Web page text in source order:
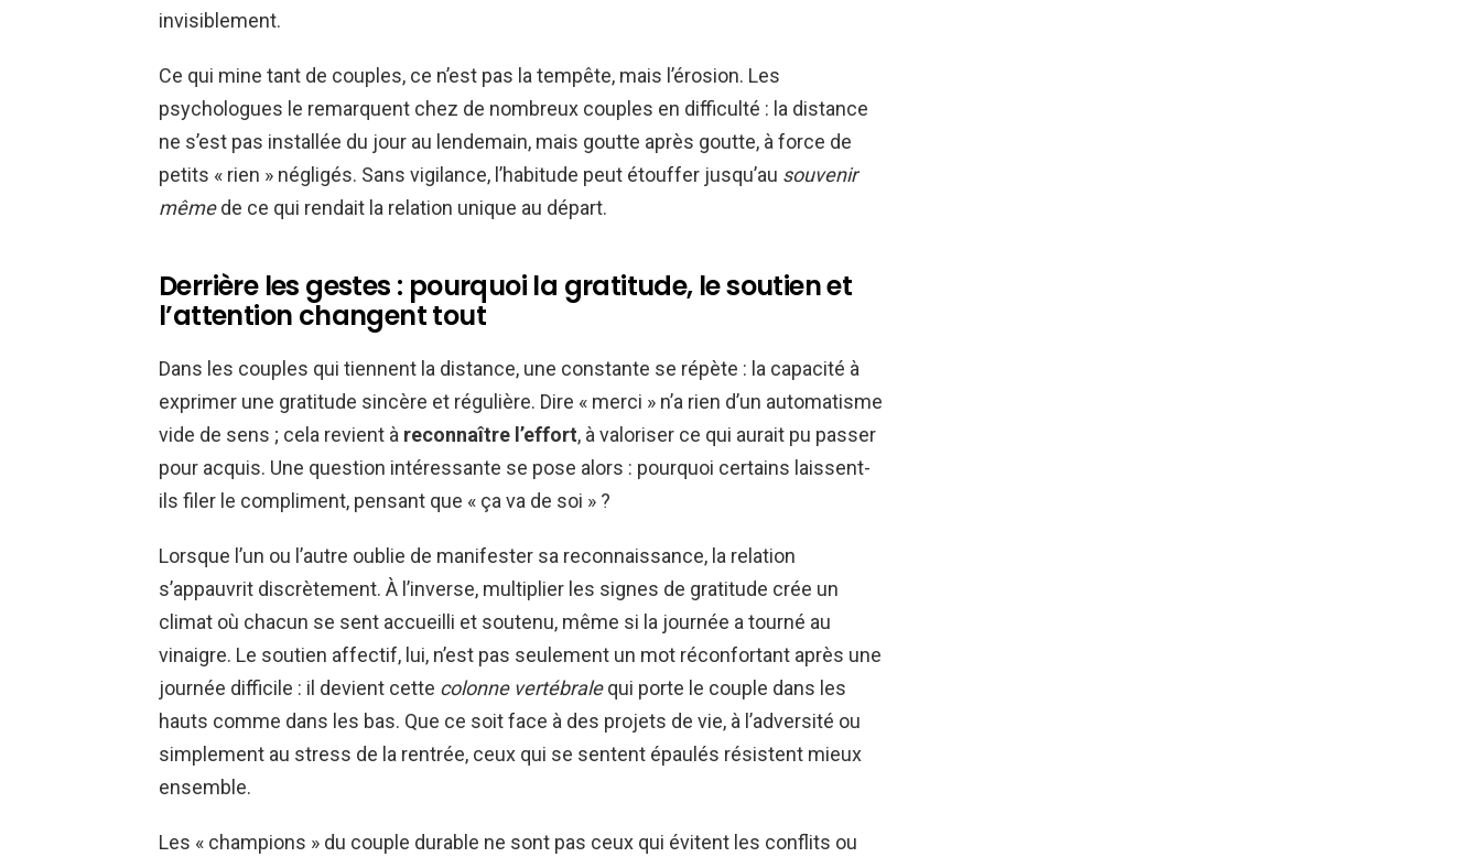
invisiblement.
Ce qui mine tant de couples, ce n’est pas la tempête, mais l’érosion. Les
psychologues le remarquent chez de nombreux couples en difficulté : la distance
ne s’est pas installée du jour au lendemain, mais goutte après goutte, à force de
petits « rien » négligés. Sans vigilance, l’habitude peut étouffer jusqu’au souvenir
mêmede ce qui rendait la relation unique au départ.
Derrière les gestes : pourquoi la gratitude, le soutien et
l’attention changent tout
Dans les couples qui tiennent la distance, une constante se répète : la capacité à
exprimer une gratitude sincère et régulière. Dire « merci » n’a rien d’un automatisme
vide de sens ; cela revient à reconnaître l’effort, à valoriser ce qui aurait pu passer
pour acquis. Une question intéressante se pose alors : pourquoi certains laissent-
ils filer le compliment, pensant que « ça va de soi » ?
Lorsque l’un ou l’autre oublie de manifester sa reconnaissance, la relation
s’appauvrit discrètement. À l’inverse, multiplier les signes de gratitude crée un
climat où chacun se sent accueilli et soutenu, même si la journée a tourné au
vinaigre. Le soutien affectif, lui, n’est pas seulement un mot réconfortant après une
journée difficile : il devient cette colonne vertébralequi porte le couple dans les
hauts comme dans les bas. Que ce soit face à des projets de vie, à l’adversité ou
simplement au stress de la rentrée, ceux qui se sentent épaulés résistent mieux
ensemble.
Les « champions » du couple durable ne sont pas ceux qui évitent les conflits ou